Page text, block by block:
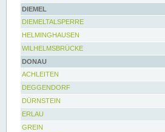
DIEMEL
DIEMELTALSPERRE
HELMINGHAUSEN
WILHELMSBRÜCKE
DONAU
ACHLEITEN
DEGGENDORF
DÜRNSTEIN
ERLAU
GREIN